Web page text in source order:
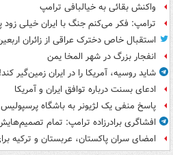
واکنش بقائی به خیالبافی ترامپ
ترامپ: فکر می‌کنم جنگ با ایران خیلی زود
استقبال خاص دخترک عراقی از زائران
انفجار بزرگ در شهر المخا یمن
شاید روسیه، آمریکا را در ایران زمین‌گیر کند!
ادعای بسنت درباره توافق ایران و آمریکا
پاسخ منفی یک لژیونر به باشگاه پرسپولیس
افشاگری برادرزاده ترامپ: تمام
امضای سران پاکستان، عربستان و ترکیه